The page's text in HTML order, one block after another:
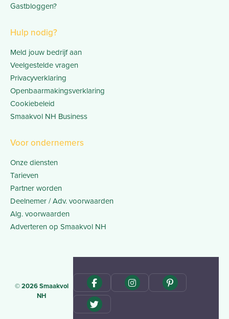
Gastbloggen?
Hulp nodig?
Meld jouw bedrijf aan
Veelgestelde vragen
Privacyverklaring
Openbaarmakingsverklaring
Cookiebeleid
Smaakvol NH Business
Voor ondernemers
Onze diensten
Tarieven
Partner worden
Deelnemer / Adv. voorwaarden
Alg. voorwaarden
Adverteren op Smaakvol NH
© 2026 Smaakvol
NH